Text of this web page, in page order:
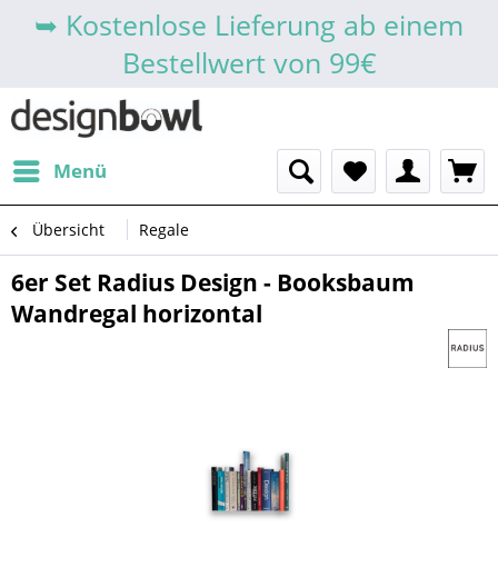
➥ Kostenlose Lieferung ab einem
Bestellwert von 99€
Menü
Übersicht Regale
6er Set Radius Design - Booksbaum
Wandregal horizontal